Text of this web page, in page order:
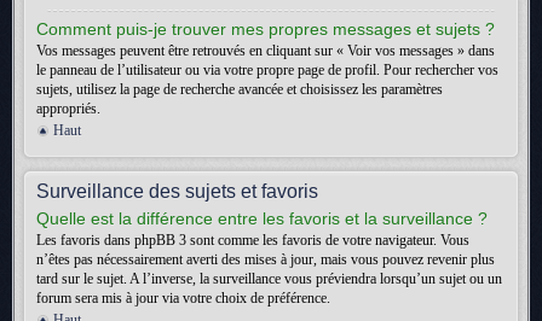
Comment puis-je trouver mes propres messages et sujets ?
Vos messages peuvent être retrouvés en cliquant sur « Voir vos messages » dans
le panneau de l’utilisateur ou via votre propre page de profil. Pour rechercher vos
sujets, utilisez la page de recherche avancée et choisissez les paramètres
appropriés.
Haut
Surveillance des sujets et favoris
Quelle est la différence entre les favoris et la surveillance ?
Les favoris dans phpBB 3 sont comme les favoris de votre navigateur. Vous
n’êtes pas nécessairement averti des mises à jour, mais vous pouvez revenir plus
tard sur le sujet. A l’inverse, la surveillance vous préviendra lorsqu’un sujet ou un
forum sera mis à jour via votre choix de préférence.